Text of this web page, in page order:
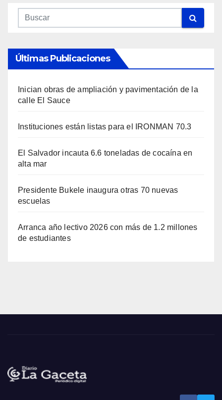
Últimas Publicaciones
Inician obras de ampliación y pavimentación de la
calle El Sauce
Instituciones están listas para el IRONMAN 70.3
El Salvador incauta 6.6 toneladas de cocaína en
alta mar
Presidente Bukele inaugura otras 70 nuevas
escuelas
Arranca año lectivo 2026 con más de 1.2 millones
de estudiantes